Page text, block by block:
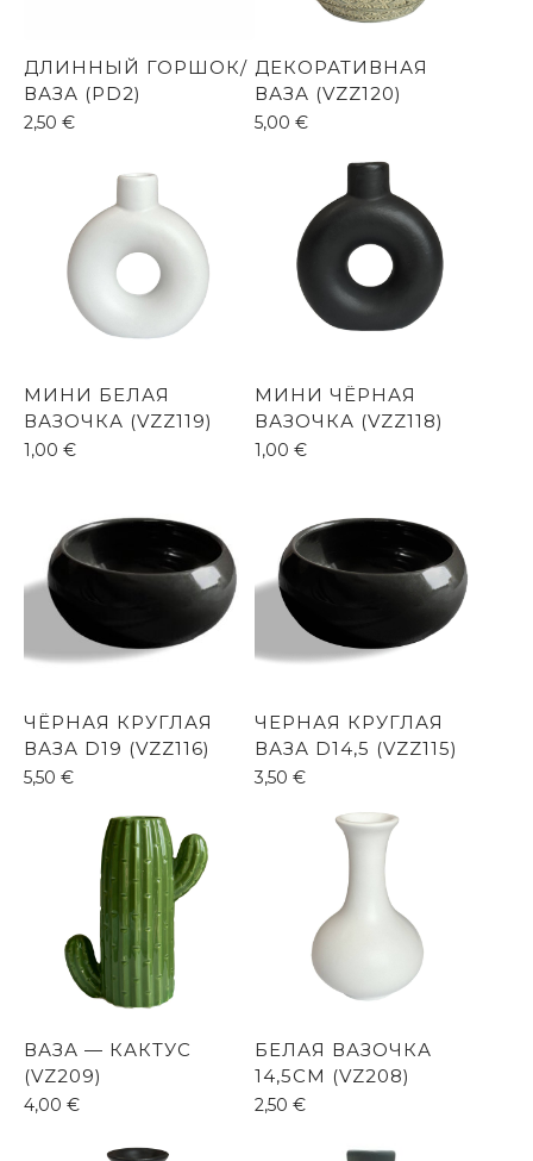
ДЛИННЫЙ ГОРШОК/
ВАЗА (PD2)
2,50 €
ДЕКОРАТИВНАЯ
ВАЗА (VZZ120)
5,00 €
МИНИ БЕЛАЯ
ВАЗОЧКА (VZZ119)
1,00 €
МИНИ ЧЁРНАЯ
ВАЗОЧКА (VZZ118)
1,00 €
ЧЁРНАЯ КРУГЛАЯ
ВАЗА D19 (VZZ116)
5,50 €
ЧЕРНАЯ КРУГЛАЯ
ВАЗА D14,5 (VZZ115)
3,50 €
ВАЗА — КАКТУС
(VZ209)
4,00 €
БЕЛАЯ ВАЗОЧКА
14,5СМ (VZ208)
2,50 €